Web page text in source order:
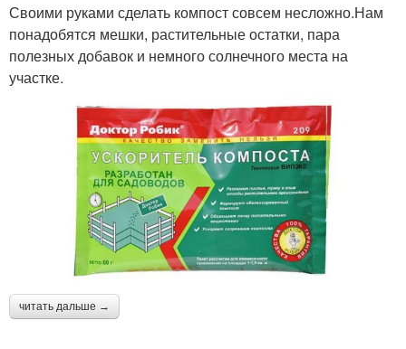
Своими руками сделать компост совсем несложно.Нам
понадобятся мешки, растительные остатки, пара
полезных добавок и немного солнечного места на
участке.
читать дальше →